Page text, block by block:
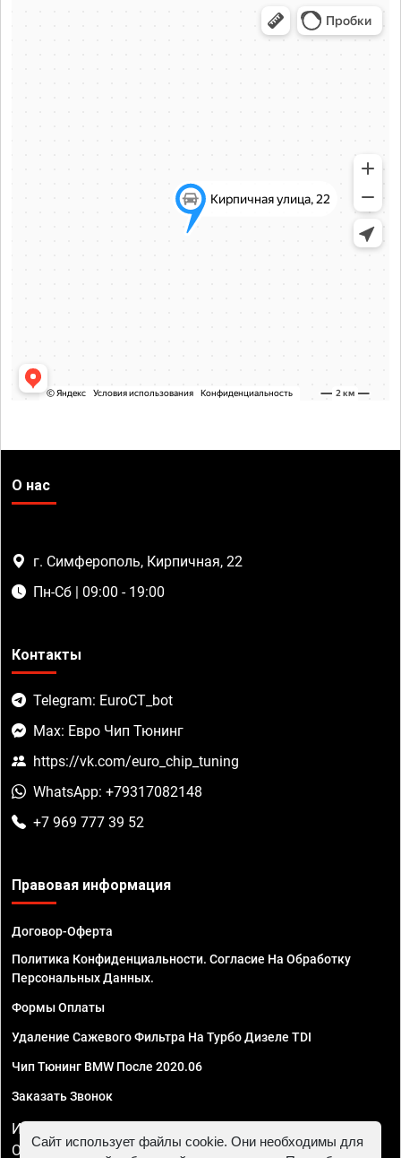
О нас
г. Симферополь, Кирпичная, 22
Пн-Сб | 09:00 - 19:00
Контакты
Telegram: EuroCT_bot
Max: Евро Чип Тюнинг
https://vk.com/euro_chip_tuning
WhatsApp: +79317082148
+7 969 777 39 52
Правовая информация
Договор-Оферта
Политика Конфиденциальности. Согласие На Обработку
Персональных Данных.
Формы Оплаты
Удаление Сажевого Фильтра На Турбо Дизеле TDI
Чип Тюнинг BMW После 2020.06
Заказать Звонок
ИП Смирнов Георгий Павлович. ИНН 781302555843,
ОГРНИП 324470400032610
Сайт использует файлы cookie. Они необходимы для